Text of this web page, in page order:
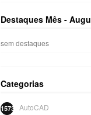
Destaques Mês -
sem destaques
Categorias
AutoCAD
1573